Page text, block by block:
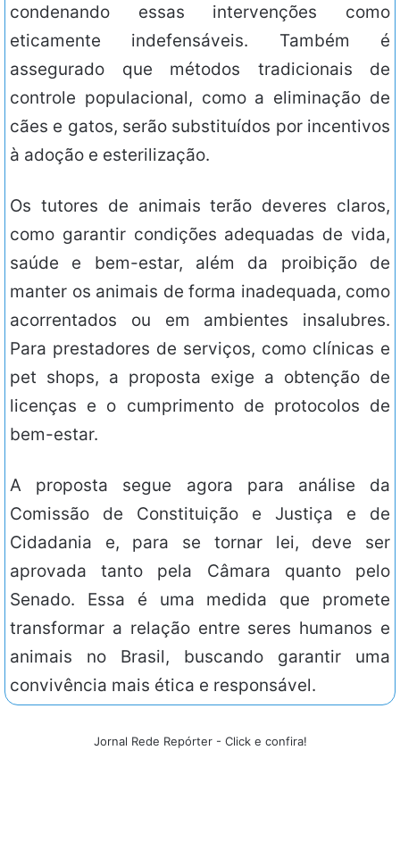
condenando essas intervenções como
eticamente indefensáveis. Também é
assegurado que métodos tradicionais de
controle populacional, como a eliminação de
cães e gatos, serão substituídos por incentivos
à adoção e esterilização.
Os tutores de animais terão deveres claros,
como garantir condições adequadas de vida,
saúde e bem-estar, além da proibição de
manter os animais de forma inadequada, como
acorrentados ou em ambientes insalubres.
Para prestadores de serviços, como clínicas e
pet shops, a proposta exige a obtenção de
licenças e o cumprimento de protocolos de
bem-estar.
A proposta segue agora para análise da
Comissão de Constituição e Justiça e de
Cidadania e, para se tornar lei, deve ser
aprovada tanto pela Câmara quanto pelo
Senado. Essa é uma medida que promete
transformar a relação entre seres humanos e
animais no Brasil, buscando garantir uma
convivência mais ética e responsável.
Jornal Rede Repórter - Click e confira!